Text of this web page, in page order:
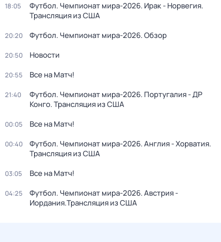
18:05
Футбол. Чемпионат мира-2026. Ирак - Норвегия.
Трансляция из США
20:20 Футбол. Чемпионат мира-2026. Обзор
20:50 Новости
20:55 Все на Матч!
21:40
Футбол. Чемпионат мира-2026. Португалия - ДР
Конго. Трансляция из США
00:05 Все на Матч!
00:40
Футбол. Чемпионат мира-2026. Англия - Хорватия.
Трансляция из США
03:05 Все на Матч!
04:25
Футбол. Чемпионат мира-2026. Австрия -
Иордания.Трансляция из США